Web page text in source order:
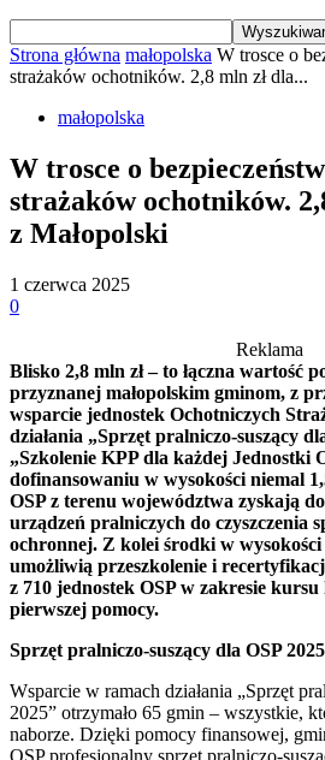
Strona główna małopolska W trosce o
strażaków ochotników. 2,8 mln zł dla...
małopolska
W trosce o
strażaków ochotników.
z Małopolski
1 czerwca 2025
0
Reklama
Blisko 2,8 mln zł – to łączna wartość
przyznanej małopolskim gminom, z
wsparcie jednostek Ochotniczych
działania „Sprzęt pralniczo-suszący
„Szkolenie KPP dla każdej Jednostki
dofinansowaniu w wysokości niemal
OSP z terenu województwa zyskają
urządzeń pralniczych do czyszczenia
ochronnej. Z kolei środki w wysokości
umożliwią przeszkolenie i
z 710 jednostek OSP w zakresie
pierwszej pomocy.
Sprzęt pralniczo-suszący dla OSP 2025
Wsparcie w ramach działania „Sprzęt
2025” otrzymało 65 gmin – wszystkie,
naborze. Dzięki pomocy finansowej,
OSP profesjonalny sprzęt pralniczo-